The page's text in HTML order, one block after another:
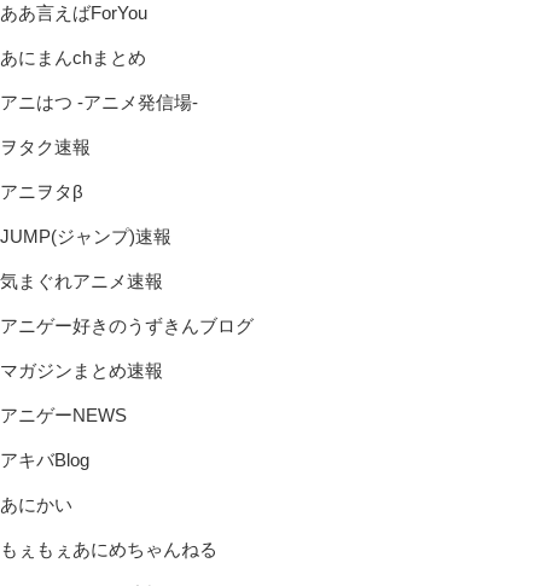
ああ言えばForYou
あにまんchまとめ
アニはつ -アニメ発信場-
ヲタク速報
アニヲタβ
JUMP(ジャンプ)速報
気まぐれアニメ速報
アニゲー好きのうずきんブログ
マガジンまとめ速報
アニゲーNEWS
アキバBlog
あにかい
もぇもぇあにめちゃんねる